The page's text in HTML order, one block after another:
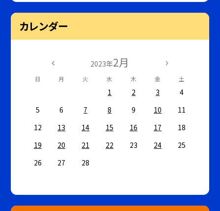
カレンダー
2023年2月
日 月 火 水 木 金 土
1 2 3
4
5
6 7 8 9 10
11
12
13 14 15 16 17
18
19
20 21 22 23 24
25
26
27 28